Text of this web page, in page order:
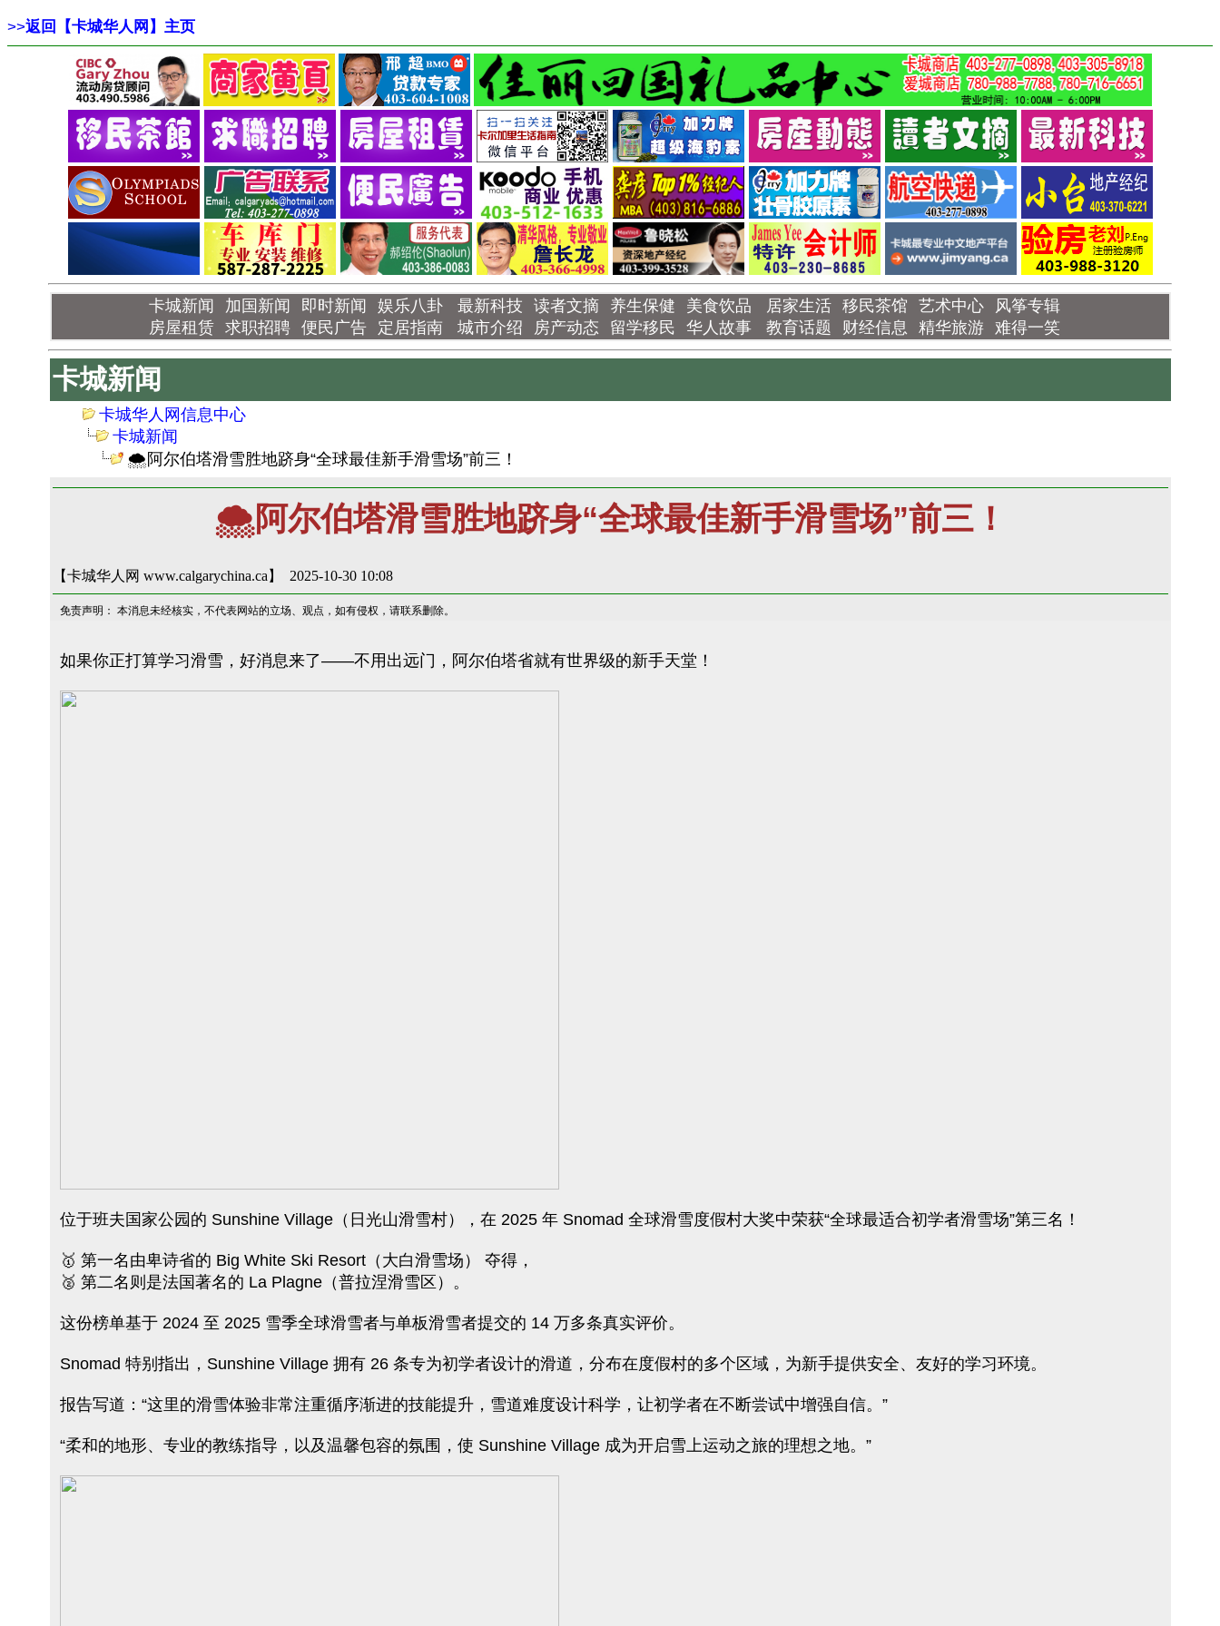
>>返回【卡城华人网】主页
卡城新闻 加国新闻 即时新闻 娱乐八卦 最新科技 读者文摘 养生保健 美食饮品 居家生活 移民茶馆 艺术中心
风筝专辑
房屋租赁 求职招聘 便民广告 定居指南 城市介绍 房产动态 留学移民 华人故事 教育话题 财经信息 精华旅游 难得一笑
卡城新闻
卡城华人网信息中心
卡城新闻
🌨️阿尔伯塔滑雪胜地跻身“全球最佳新手滑雪场”前三！
🌨️阿尔伯塔滑雪胜地跻身“全球最佳新手滑雪场”前三！
【卡城华人网 www.calgarychina.ca】 2025-10-30 10:08
免责声明： 本消息未经核实，不代表网站的立场、观点，如有侵权，请联系删除。
如果你正打算学习滑雪，好消息来了——不用出远门，阿尔伯塔省就有世界级的新手天堂！
位于班夫国家公园的 Sunshine Village（日光山滑雪村），在 2025 年 Snomad 全球滑雪度假村大奖中荣获“全球最适合初学者滑雪场”第三名！
🥇 第一名由卑诗省的 Big White Ski Resort（大白滑雪场） 夺得，
🥈 第二名则是法国著名的 La Plagne（普拉涅滑雪区）。
这份榜单基于 2024 至 2025 雪季全球滑雪者与单板滑雪者提交的 14 万多条真实评价。
Snomad 特别指出，Sunshine Village 拥有 26 条专为初学者设计的滑道，分布在度假村的多个区域，为新手提供安全、友好的学习环境。
报告写道：“这里的滑雪体验非常注重循序渐进的技能提升，雪道难度设计科学，让初学者在不断尝试中增强自信。”
“柔和的地形、专业的教练指导，以及温馨包容的氛围，使 Sunshine Village 成为开启雪上运动之旅的理想之地。”